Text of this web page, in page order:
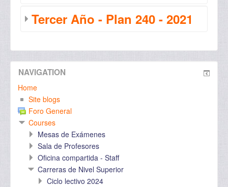
Tercer Año - Plan 240 - 2021
NAVIGATION
Home
Site blogs
Foro General
Courses
Mesas de Exámenes
Sala de Profesores
Oficina compartida - Staff
Carreras de Nivel Superior
Ciclo lectivo 2024